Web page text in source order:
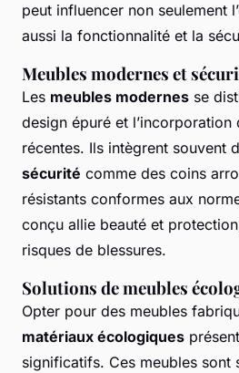
peut influencer non seulement
aussi la fonctionnalité et la
Meubles modernes et
Les meubles modernes se
design épuré et l’incorporation
récentes. Ils intègrent souvent
sécurité comme des coins
résistants conformes aux
conçu allie beauté et
risques de blessures.
Solutions de meubles
Opter pour des meubles
matériaux écologiques
significatifs. Ces meubles sont